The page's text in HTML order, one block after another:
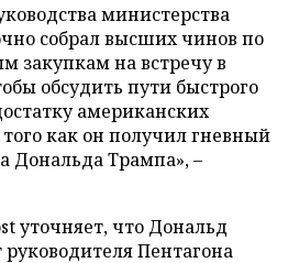
министерства
собрал высших чинов по
закупкам на встречу в
обсудить пути быстрого
американских
как он получил гневный
Дональда Трампа», –
уточняет, что Дональд
Пентагона